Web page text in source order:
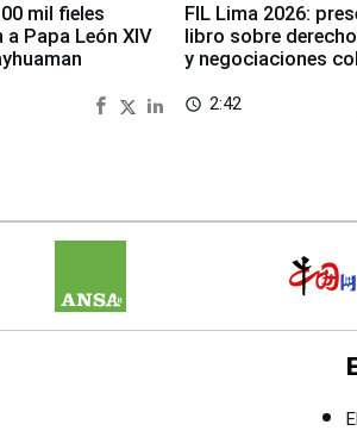
mil fieles
a Papa León XIV
FIL Lima 2026:
libro sobre
y negociaciones
access_time 2:42